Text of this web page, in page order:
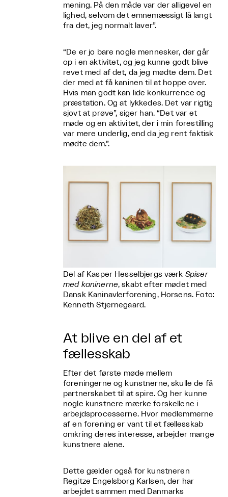
mening. På den måde var der alligevel en
lighed, selvom det emnemæssigt lå langt
fra det, jeg normalt laver”.
“De er jo bare nogle mennesker, der går
op i en aktivitet, og jeg kunne godt blive
revet med af det, da jeg mødte dem. Det
der med at få kaninen til at hoppe over.
Hvis man godt kan lide konkurrence og
præstation. Og at lykkedes. Det var rigtig
sjovt at prøve”, siger han. “Det var et
møde og en aktivitet, der i min forestilling
var mere underlig, end da jeg rent faktisk
mødte dem.”.
Del af Kasper Hesselbjergs værk Spiser
med kaninerne, skabt efter mødet med
Dansk Kaninavlerforening, Horsens. Foto:
Kenneth Stjernegaard.
At blive en del af et
fællesskab
Efter det første møde mellem
foreningerne og kunstnerne, skulle de få
partnerskabet til at spire. Og her kunne
nogle kunstnere mærke forskellene i
arbejdsprocesserne. Hvor medlemmerne
af en forening er vant til et fællesskab
omkring deres interesse, arbejder mange
kunstnere alene.
Dette gælder også for kunstneren
Regitze Engelsborg Karlsen, der har
arbejdet sammen med Danmarks